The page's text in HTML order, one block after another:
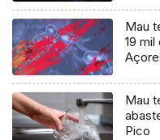
Mau
19
Mau
Pico